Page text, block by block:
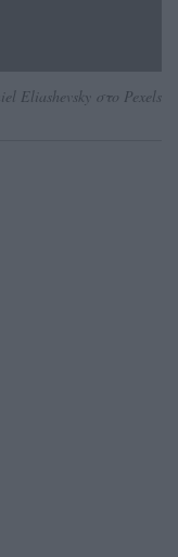
Eliashevsky στο Pexels